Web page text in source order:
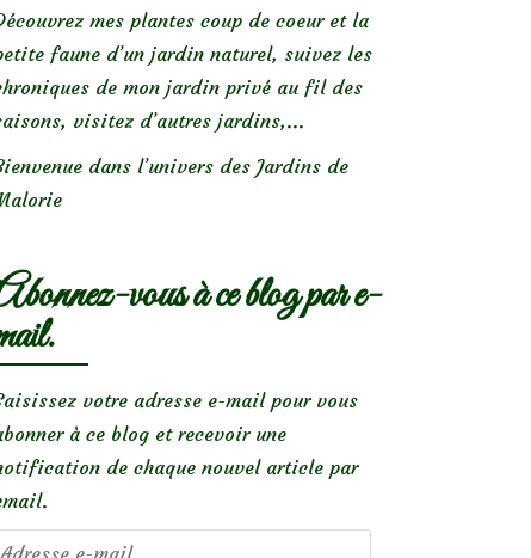
mes plantes coup de coeur et la
faune d’un jardin naturel, suivez les
de mon jardin privé au fil des
visitez d’autres jardins,...
dans l’univers des Jardins de
vous à ce blog par e-
votre adresse e-mail pour vous
à ce blog et recevoir une
de chaque nouvel article par
Adresse